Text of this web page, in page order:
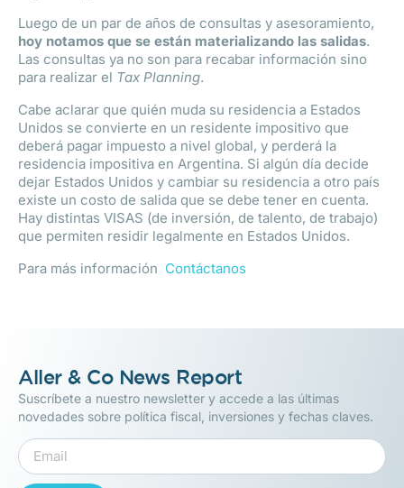
Luego de un par de años de consultas y asesoramiento,
hoy notamos que se están materializando las salidas.
Las consultas ya no son para recabar información sino
para realizar el Tax Planning.
Cabe aclarar que quién muda su residencia a Estados
Unidos se convierte en un residente impositivo que
deberá pagar impuesto a nivel global, y perderá la
residencia impositiva en Argentina. Si algún día decide
dejar Estados Unidos y cambiar su residencia a otro país
existe un costo de salida que se debe tener en cuenta.
Hay distintas VISAS (de inversión, de talento, de trabajo)
que permiten residir legalmente en Estados Unidos.
Para más información Contáctanos
Aller & Co News Report
Suscríbete a nuestro newsletter y accede a las últimas
novedades sobre política fiscal, inversiones y fechas claves.